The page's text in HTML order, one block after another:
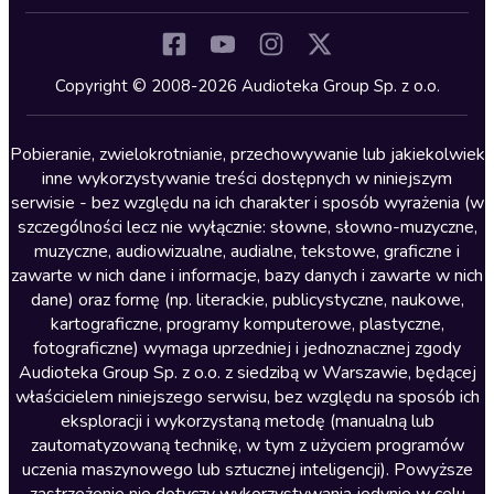
Kryminały
Lektury szkolne
Literatura anglojęzyczna
Literatura faktu
Literatura obyczajowa
Literatura piękna obca
Literatura piękna polska
Nagrania relaksacyjne
Nauka języków
Nauki humanistyczne
Podcasty i audycje
Copyright © 2008-2026 Audioteka Group Sp. z o.o.
Pobieranie, zwielokrotnianie, przechowywanie lub jakiekolwiek
inne wykorzystywanie treści dostępnych w niniejszym
serwisie - bez względu na ich charakter i sposób wyrażenia (w
szczególności lecz nie wyłącznie: słowne, słowno-muzyczne,
muzyczne, audiowizualne, audialne, tekstowe, graficzne i
zawarte w nich dane i informacje, bazy danych i zawarte w nich
dane) oraz formę (np. literackie, publicystyczne, naukowe,
kartograficzne, programy komputerowe, plastyczne,
fotograficzne) wymaga uprzedniej i jednoznacznej zgody
Audioteka Group Sp. z o.o. z siedzibą w Warszawie, będącej
właścicielem niniejszego serwisu, bez względu na sposób ich
eksploracji i wykorzystaną metodę (manualną lub
zautomatyzowaną technikę, w tym z użyciem programów
uczenia maszynowego lub sztucznej inteligencji). Powyższe